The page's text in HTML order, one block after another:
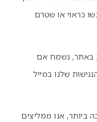
כראוי או שטרם
באתר, נשמח אם
שלנו במייל
ביותר, אנו ממליצים